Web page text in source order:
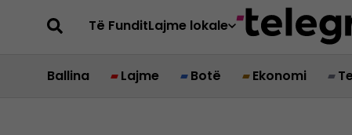
Të FunditLajme lokale
Ballina Lajme Botë Ekonomi